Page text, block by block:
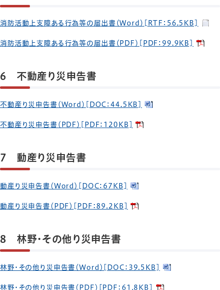
消防活動上支障ある行為等の届出書（Word）[RTF：56.5KB]
消防活動上支障ある行為等の届出書（PDF）[PDF：99.9KB]
6 不動産り災申告書
不動産り災申告書（Word）[DOC：44.5KB]
不動産り災申告書（PDF）[PDF：120KB]
7 動産り災申告書
動産り災申告書（Word）[DOC：67KB]
動産り災申告書（PDF）[PDF：89.2KB]
8 林野・その他り災申告書
林野・その他り災申告書（Word）[DOC：39.5KB]
林野・その他り災申告書（PDF）[PDF：61.8KB]